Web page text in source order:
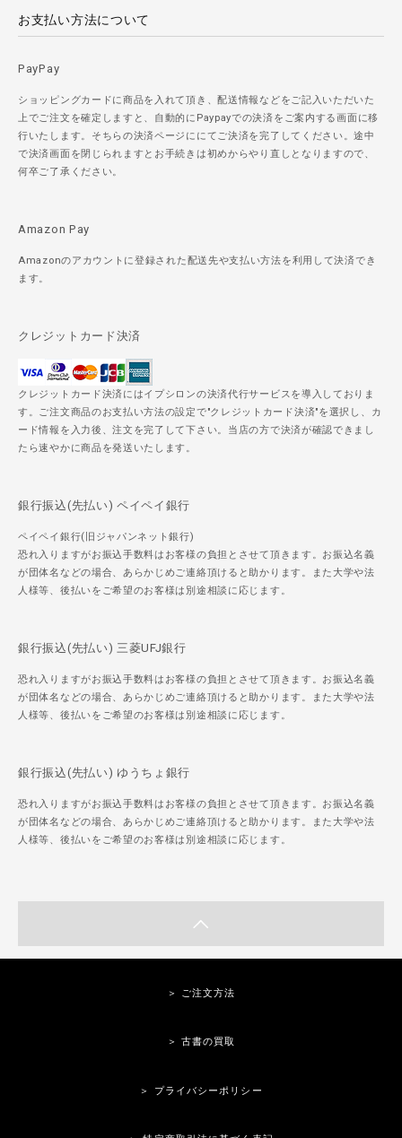
お支払い方法について
PayPay
ショッピングカードに商品を入れて頂き、配送情報などをご記入いただいた
上でご注文を確定しますと、自動的にPaypayでの決済をご案内する画面に移
行いたします。そちらの決済ページににてご決済を完了してください。途中
で決済画面を閉じられますとお手続きは初めからやり直しとなりますので、
何卒ご了承ください。
Amazon Pay
Amazonのアカウントに登録された配送先や支払い方法を利用して決済でき
ます。
クレジットカード決済
クレジットカード決済にはイプシロンの決済代行サービスを導入しておりま
す。ご注文商品のお支払い方法の設定で"クレジットカード決済"を選択し、カ
ード情報を入力後、注文を完了して下さい。当店の方で決済が確認できまし
たら速やかに商品を発送いたします。
銀行振込(先払い) ペイペイ銀行
ペイペイ銀行(旧ジャパンネット銀行)
恐れ入りますがお振込手数料はお客様の負担とさせて頂きます。お振込名義
が団体名などの場合、あらかじめご連絡頂けると助かります。また大学や法
人様等、後払いをご希望のお客様は別途相談に応じます。
銀行振込(先払い) 三菱UFJ銀行
恐れ入りますがお振込手数料はお客様の負担とさせて頂きます。お振込名義
が団体名などの場合、あらかじめご連絡頂けると助かります。また大学や法
人様等、後払いをご希望のお客様は別途相談に応じます。
銀行振込(先払い) ゆうちょ銀行
恐れ入りますがお振込手数料はお客様の負担とさせて頂きます。お振込名義
が団体名などの場合、あらかじめご連絡頂けると助かります。また大学や法
人様等、後払いをご希望のお客様は別途相談に応じます。
＞ ご注文方法
＞ 古書の買取
＞ プライバシーポリシー